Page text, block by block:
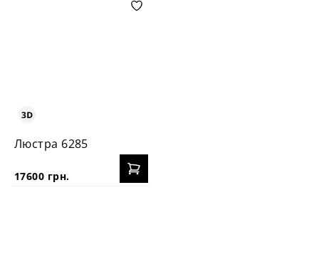
Люстра 6285
17600 грн.